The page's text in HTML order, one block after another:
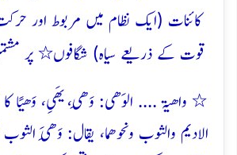
کائنات (ایک نظام میں مربوط اور
قوت کے ذریعے سیاہ) شگافوں٭ پر
٭ واھیۃ .... الوَھی: وَھِی، یَھِی، وَھیًا
الادیم والثوب ونحوھما، یقال: وَھِیَ